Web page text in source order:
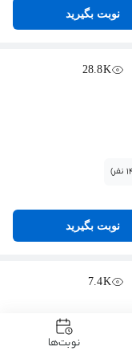
نوبت بگیرید
28.8K
نوبت بگیرید
7.4K
نوبت‌ها